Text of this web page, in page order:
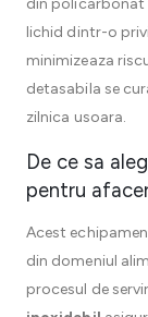
din policarbonat
lichid dintr-o
minimizeaza
detasabila se
zilnica usoara.
De ce sa
pentru
Acest
din domeniul
procesul de